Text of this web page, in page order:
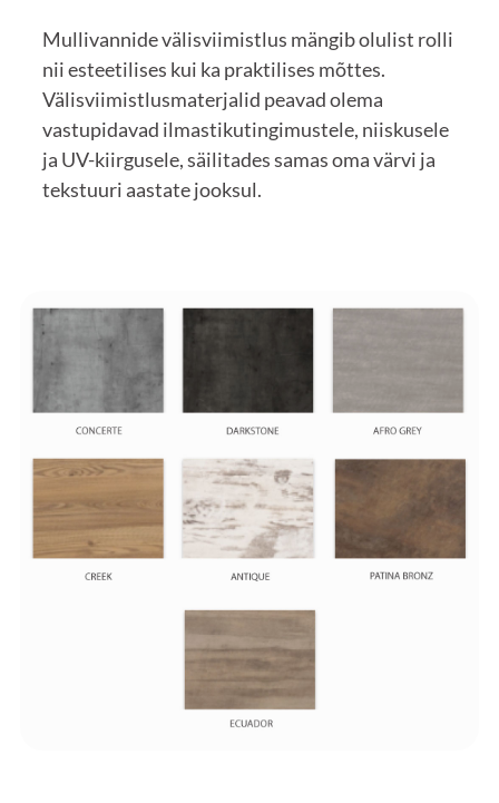
Mullivannide välisviimistlus mängib olulist rolli
nii esteetilises kui ka praktilises mõttes.
Välisviimistlusmaterjalid peavad olema
vastupidavad ilmastikutingimustele, niiskusele
ja UV-kiirgusele, säilitades samas oma värvi ja
tekstuuri aastate jooksul.